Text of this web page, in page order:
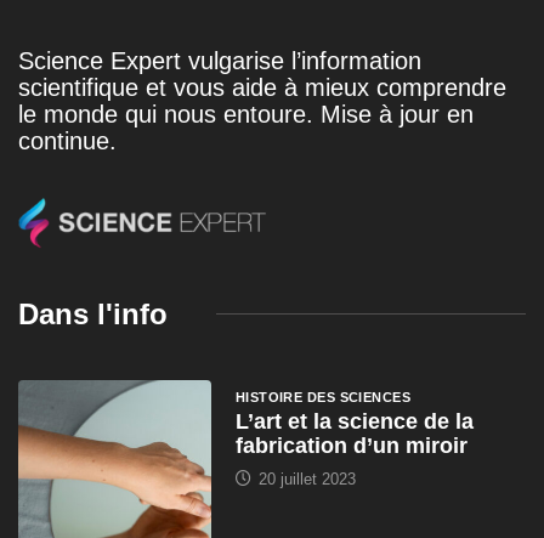
Science Expert vulgarise l’information
scientifique et vous aide à mieux comprendre
le monde qui nous entoure. Mise à jour en
continue.
Dans l'info
HISTOIRE DES SCIENCES
L’art et la science de la
fabrication d’un miroir
20 juillet 2023